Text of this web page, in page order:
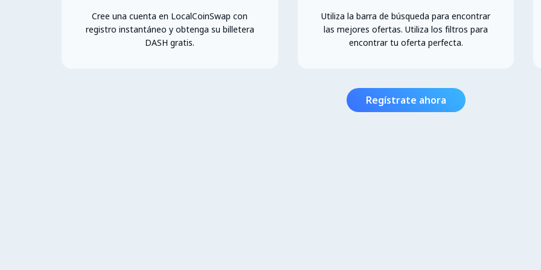
Cree una cuenta en LocalCoinSwap con
registro instantáneo y obtenga su billetera
DASH gratis.
Utiliza la barra de búsqueda para encontrar
las mejores ofertas. Utiliza los filtros para
encontrar tu oferta perfecta.
Regístrate ahora